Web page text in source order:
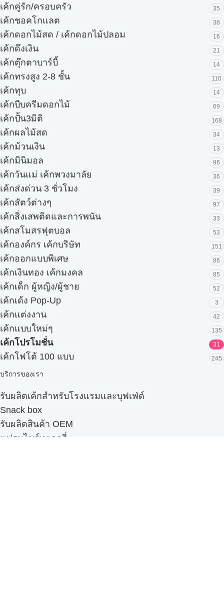
เค้กคู่รัก/ครอบครัว 35
เค้กชอคโกแลต 38
เค้กดอกไม้สด / เค้กดอกไม้ปลอม 16
เค้กดึงเงิน 21
เค้กตุ๊กตาบาร์บี้ 14
เค้กทรงสูง 2-8 ชั้น 110
เค้กทุบ 14
เค้กบีบครีมดอกไม้ 69
เค้กปั้น3มิติ 168
เค้กผลไม้สด 34
เค้กม้วนเงิน 13
เค้กมินิมอล 96
เค้กวันแม่ เค้กพวงมาลัย 36
เค้กส่งด่วน 3 ชั่วโมง 39
เค้กสัตว์ต่างๆ 97
เค้กสิ่งเสพติดและการพนัน 33
เค้กสโมสรฟุตบอล 53
เค้กองค์กร เค้กบริษัท 151
เค้กออกแบบพิเศษ 86
เค้กเงินทอง เค้กมงคล 85
เค้กเด็ก ผู้หญิง/ผู้ชาย 52
เค้กเด้ง Pop-Up 3
เค้กแต่งงาน 42
เค้กแบบใหม่ๆ 135
เค้กโปรโมชั่น 31
เค้กโฟโต้ 100 แบบ 245
บริการของเรา
รับผลิตเค้กสำหรับโรงแรมและบุฟเฟ่ต์
Snack box
รับผลิตสินค้า OEM
แฟรนไชส์เบเกอรี่